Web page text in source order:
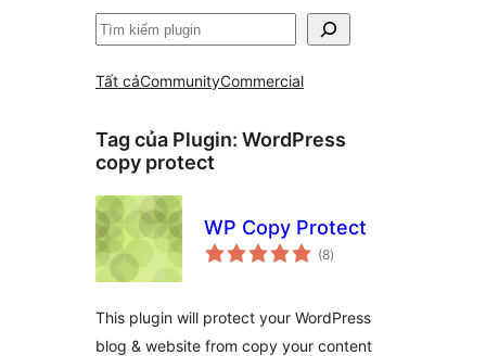
Tìm
Tất cảCommunityCommercial
Tag của Plugin: WordPress
copy protect
WP Copy Protect
(8tổng
đánh
)
This plugin will protect your WordPress
blog & website from copy your content